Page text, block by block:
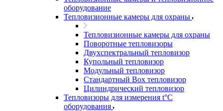
оборудование
Тепловизионные камеры для охраны
Тепловизионные камеры для охраны
Поворотные тепловизоры
Двухспектральный тепловизор
Купольный тепловизор
Модульный тепловизор
Стандартный Box тепловизор
Цилиндрический тепловизор
Тепловизоры для измерения t°С
оборудования